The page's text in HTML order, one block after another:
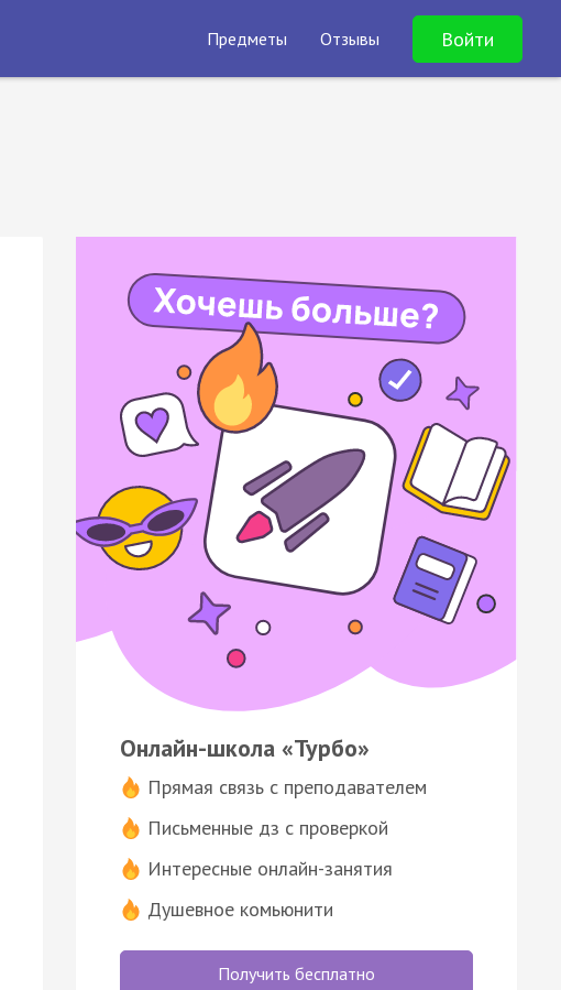
Предметы Отзывы Войти
Онлайн-школа «Турбо»
Прямая связь с преподавателем
Письменные дз с проверкой
Интересные онлайн-занятия
Душевное комьюнити
Получить бесплатно